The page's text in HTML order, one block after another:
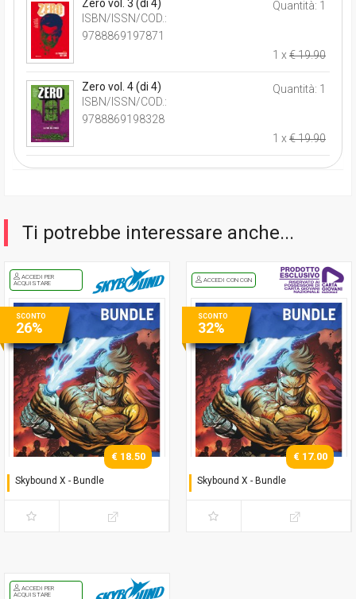
Zero vol. 3 (di 4)
ISBN/ISSN/COD.:
9788869197871
Quantità: 1
1 x € 19.90
Zero vol. 4 (di 4)
ISBN/ISSN/COD.:
9788869198328
Quantità: 1
1 x € 19.90
Ti potrebbe interessare anche...
ACCEDI PER
ACQUISTARE
Skybound X - Bundle
€ 18.50
SCONTO
26%
ACCEDI CON CGN
Skybound X - Bundle
€ 17.00
SCONTO
32%
ACCEDI PER
ACQUISTARE